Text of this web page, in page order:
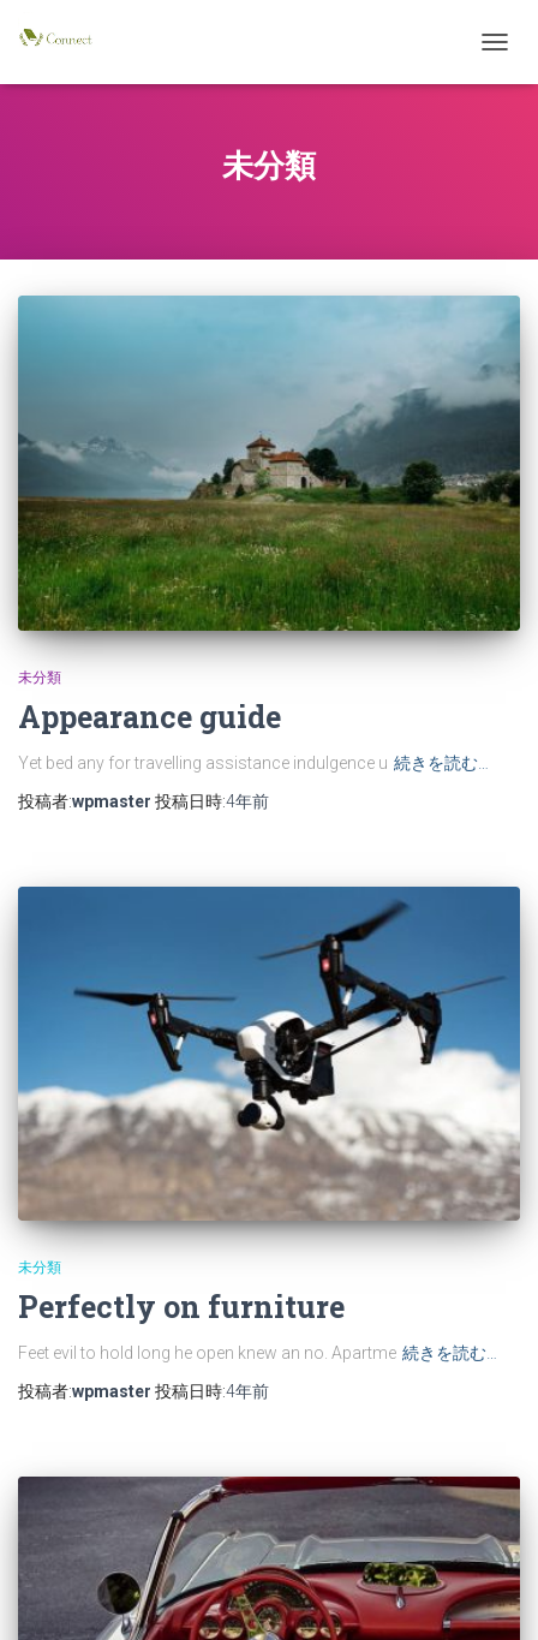
ビ
未分類
未分類
Appearance guide
Yet bed any for travelling assistance indulgence u 続きを読む…
投稿者:wpmaster 投稿日時:4年前
未分類
Perfectly on furniture
Feet evil to hold long he open knew an no. Apartme 続きを読む…
投稿者:wpmaster 投稿日時:4年前